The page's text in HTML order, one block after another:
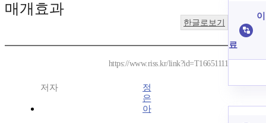
매개효과
한글로보기
https://www.riss.kr/link?id=T16651111
저자
정
은
아
료